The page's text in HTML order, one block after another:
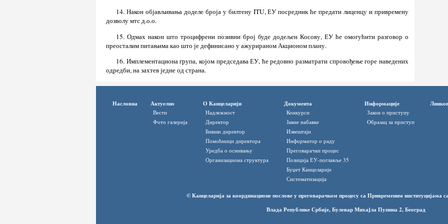
14. Након објављивања доделе броја у билтену ITU, ЕУ посредник ће предати лиценцу и привремену
дозволу мтс д.о.о.
15. Одмах након што троцифрени позивни број буде додељен Косову, ЕУ ће омогућити разговор о
преосталим питањима као што је дефинисано у ажурираном Акционом плану.
16. Имплементациона група, којом председава ЕУ, ће редовно разматрати спровођење горе наведених
одредби, на захтев једне од страна.
Насловна Актуелно
Вести
Фото галерија
О Канцеларији
Надлежност
Директор
Бивши директор
Помоћници директора
Уредба о оснивању
Организациона структура
Документа
Конкурси
Јавне набавке
Извештаји
Информатор o раду
Преговарачки процес
Позиција ЕУ-поглавље 35
Буџет Канцеларије
Систематизација
Информације
Закон о приступу
Oбразац за приступ
© Канцеларија за координационе послове у преговарачком процесу са Привременим институцијама
Влада Републике Србије, Булевар Михаjла Пупина 2, Београд